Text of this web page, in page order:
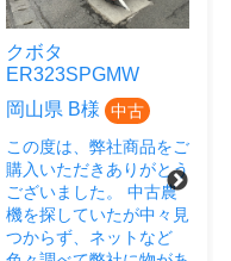
クボタ
ER323SPGMW
岡山県 B様
中古
この度は、弊社商品をご
購入いただきありがとう
ございました。 中古農
機を探していたが中々見
つからず、ネットなど